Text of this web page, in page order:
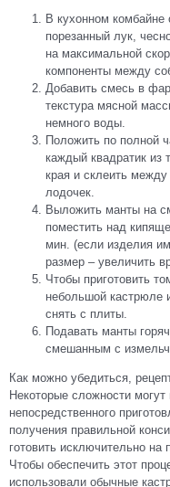
В кухонном комбайне
порезанный лук,
на максимальной
компоненты между
Добавить смесь в
текстура мясной
немного воды.
Положить по полной
каждый квадратик из
края и склеить
лодочек.
Выложить манты на
поместить над
мин. (если изделия
размер – увеличить
Чтобы приготовить
небольшой кастрюле
снять с плиты.
Подавать манты
смешанным с
Как можно убедиться,
Некоторые сложности
непосредственного
получения правильной
готовить исключительно на
Чтобы обеспечить этот
использовали обычные